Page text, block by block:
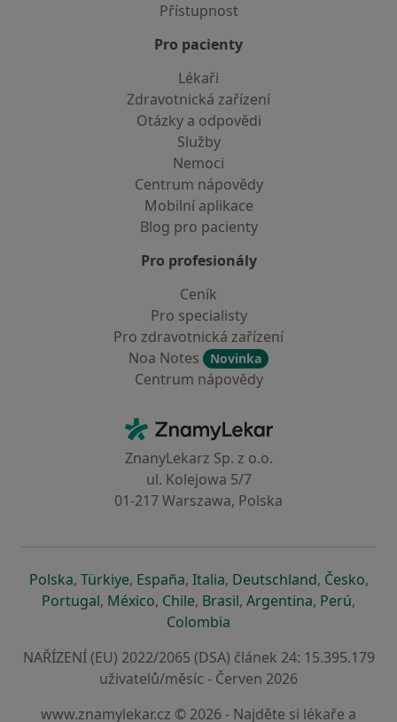
Přístupnost
Pro pacienty
Lékaři
Zdravotnická zařízení
Otázky a odpovědi
Služby
Nemoci
Centrum nápovědy
Mobilní aplikace
Blog pro pacienty
Pro profesionály
Ceník
Pro specialisty
Pro zdravotnická zařízení
Noa Notes
Novinka
Centrum nápovědy
ZnamyLekar - Hlavní stránka
ZnanyLekarz Sp. z o.o.
ul. Kolejowa 5/7
01-217 Warszawa, Polska
Polskase otevře v nové záložce
, Türkiyese otevře v nové záložce
, Españase otevře v nové záložce
, Italiase otevře v nové záložce
, Deutschlandse otevře v
, Českose
,
Portugalse otevře v nové záložce
, Méxicose otevře v nové záložce
, Chilese otevře v nové záložce
, Brasilse otevře v nové
, Argentinase otevře v
, Perúse
,
Colombia
NAŘÍZENÍ (EU) 2022/2065 (DSA) článek 24: 15.395.179
uživatelů/měsíc - Červen 2026
www.znamylekar.cz © 2026 - Najděte si lékaře a